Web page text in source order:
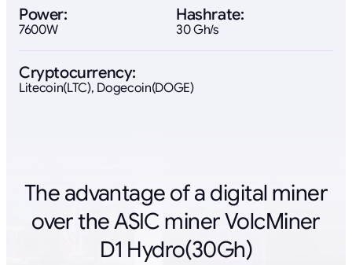
Power:
7600W
Hashrate:
30 Gh/s
Cryptocurrency:
Litecoin(LTC), Dogecoin(DOGE)
The advantage of a digital miner
over the ASIC miner VolcMiner
D1 Hydro(30Gh)